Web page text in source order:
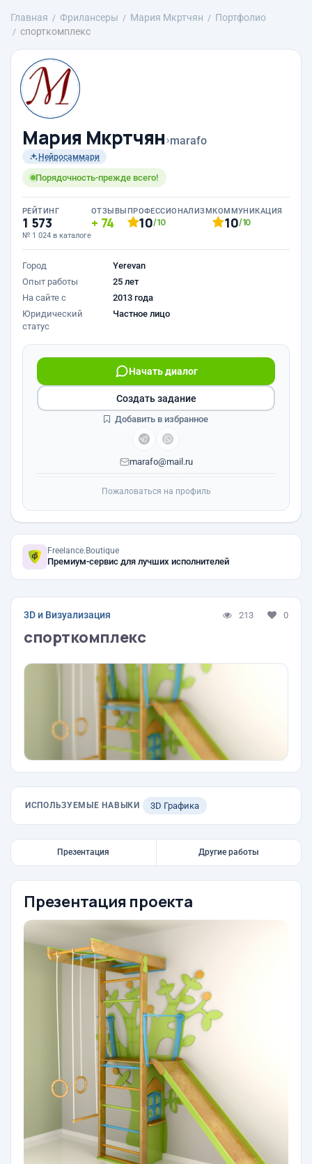
Главная Фрилансеры Mария Мкртчян
Портфолио
спорткомплекс
Mария Мкртчян›marafo
Нейросаммари
Порядочность-прежде всего!
РЕЙТИНГ
1 573
№ 1 024 в каталоге
ОТЗЫВЫ
74
ПРОФЕССИОНАЛИЗМ
10/10
КОММУНИКАЦИЯ
10/10
Город
Yerevan
Опыт работы
25 лет
На сайте с
2013 года
Юридический
статус
Частное лицо
Начать диалог
marafo@mail.ru
Создать задание
Добавить в избранное
Пожаловаться на профиль
Freelance.Boutique
Премиум-сервис для лучших исполнителей
3D и Визуализация 213 0
спорткомплекс
ИСПОЛЬЗУЕМЫЕ НАВЫКИ 3D Графика
Презентация Другие работы
Презентация проекта